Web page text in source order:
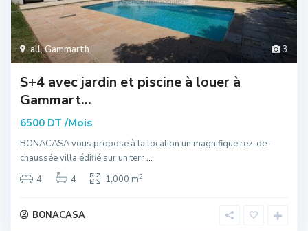
3
all,Gammarth
S+4 avec jardin et piscine à louer à
Gammart...
6500 DT /Mois
BONACASA vous propose à la location un magnifique rez-de-
chaussée villa édifié sur un terr...
4
4 1,000 m2
BONACASA